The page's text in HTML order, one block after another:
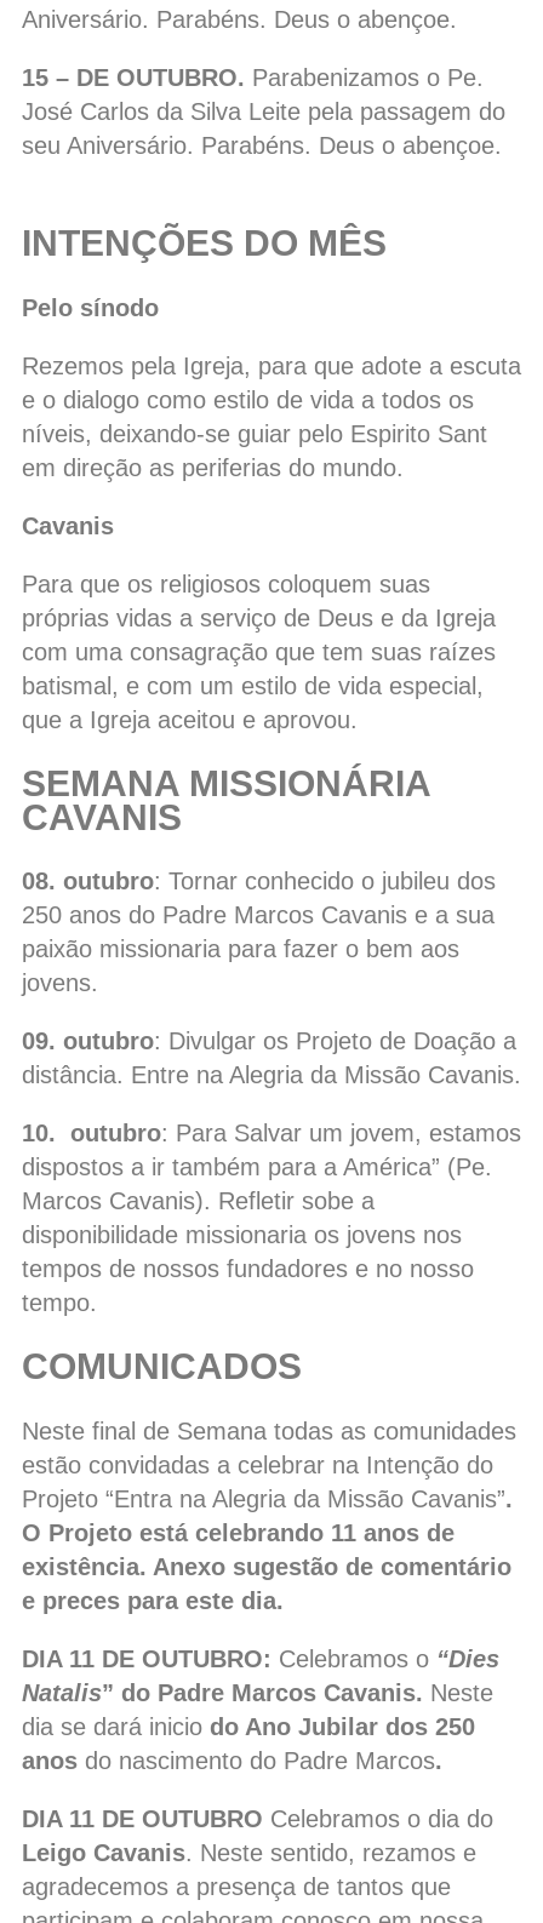
Aniversário. Parabéns. Deus o abençoe.
15 – DE OUTUBRO. Parabenizamos o Pe.
José Carlos da Silva Leite pela passagem do
seu Aniversário. Parabéns. Deus o abençoe.
INTENÇÕES DO MÊS
Pelo sínodo
Rezemos pela Igreja, para que adote a escuta
e o dialogo como estilo de vida a todos os
níveis, deixando-se guiar pelo Espirito Sant
em direção as periferias do mundo.
Cavanis
Para que os religiosos coloquem suas
próprias vidas a serviço de Deus e da Igreja
com uma consagração que tem suas raízes
batismal, e com um estilo de vida especial,
que a Igreja aceitou e aprovou.
SEMANA MISSIONÁRIA
CAVANIS
08. outubro: Tornar conhecido o jubileu dos
250 anos do Padre Marcos Cavanis e a sua
paixão missionaria para fazer o bem aos
jovens.
09. outubro: Divulgar os Projeto de Doação a
distância. Entre na Alegria da Missão Cavanis.
10. outubro: Para Salvar um jovem, estamos
dispostos a ir também para a América” (Pe.
Marcos Cavanis). Refletir sobe a
disponibilidade missionaria os jovens nos
tempos de nossos fundadores e no nosso
tempo.
COMUNICADOS
Neste final de Semana todas as comunidades
estão convidadas a celebrar na Intenção do
Projeto “Entra na Alegria da Missão Cavanis”.
O Projeto está celebrando 11 anos de
existência. Anexo sugestão de comentário
e preces para este dia.
DIA 11 DE OUTUBRO: Celebramos o “Dies
Natalis” do Padre Marcos Cavanis. Neste
dia se dará inicio do Ano Jubilar dos 250
anos do nascimento do Padre Marcos.
DIA 11 DE OUTUBRO Celebramos o dia do
Leigo Cavanis. Neste sentido, rezamos e
agradecemos a presença de tantos que